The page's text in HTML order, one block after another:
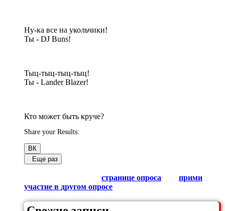
Ну-ка все на укольчики!
Ты - DJ Buns!
Тыц-тыц-тыц-тыц!
Ты - Lander Blazer!
Кто может быть круче?
Share your Results:
ВК
Еще раз
странице опроса
прими
участие в другом опросе